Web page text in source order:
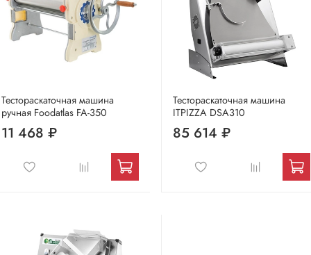
Тестораскаточная машина
ручная Foodatlas FA-350
11 468 ₽
Тестораскаточная машина
ITPIZZA DSA310
85 614 ₽